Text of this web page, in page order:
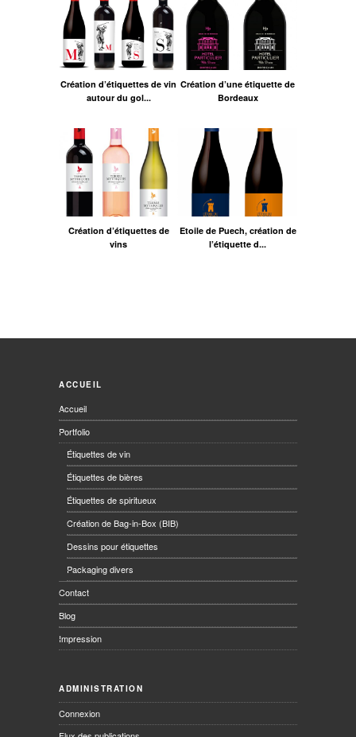
Création d’étiquettes de vin
autour du gol...
Création d’une étiquette de
Bordeaux
Création d’étiquettes de
vins
Etoile de Puech, création de
l’étiquette d...
ACCUEIL
Accueil
Portfolio
Étiquettes de vin
Étiquettes de bières
Étiquettes de spiritueux
Création de Bag-in-Box (BIB)
Dessins pour étiquettes
Packaging divers
Contact
Blog
Impression
ADMINISTRATION
Connexion